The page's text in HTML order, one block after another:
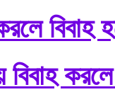
বিবাহ
বিবাহ